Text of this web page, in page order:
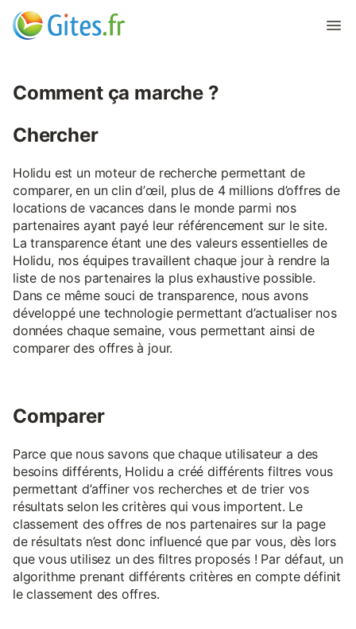
Comment ça marche ?
Chercher
Holidu est un moteur de recherche permettant de
comparer, en un clin d’œil, plus de 4 millions d’offres de
locations de vacances dans le monde parmi nos
partenaires ayant payé leur référencement sur le site.
La transparence étant une des valeurs essentielles de
Holidu, nos équipes travaillent chaque jour à rendre la
liste de nos partenaires la plus exhaustive possible.
Dans ce même souci de transparence, nous avons
développé une technologie permettant d’actualiser nos
données chaque semaine, vous permettant ainsi de
comparer des offres à jour.
Comparer
Parce que nous savons que chaque utilisateur a des
besoins différents, Holidu a créé différents filtres vous
permettant d’affiner vos recherches et de trier vos
résultats selon les critères qui vous importent. Le
classement des offres de nos partenaires sur la page
de résultats n’est donc influencé que par vous, dès lors
que vous utilisez un des filtres proposés ! Par défaut, un
algorithme prenant différents critères en compte définit
le classement des offres.